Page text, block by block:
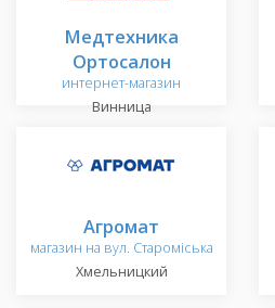
Медтехника
Ортосалон
интернет-магазин
Винница
Агромат
магазин на вул. Староміська
Хмельницкий